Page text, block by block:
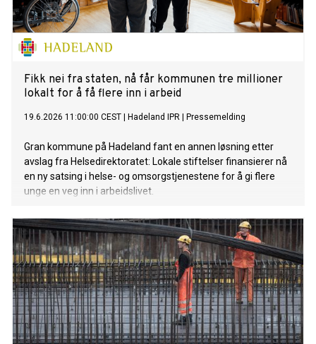
Fikk nei fra staten, nå får kommunen tre millioner
lokalt for å få flere inn i arbeid
19.6.2026 11:00:00 CEST Hadeland IPR Pressemelding
Gran kommune på Hadeland fant en annen løsning etter
avslag fra Helsedirektoratet: Lokale stiftelser finansierer nå
en ny satsing i helse- og omsorgstjenestene for å gi flere
unge en veg inn i arbeidslivet.